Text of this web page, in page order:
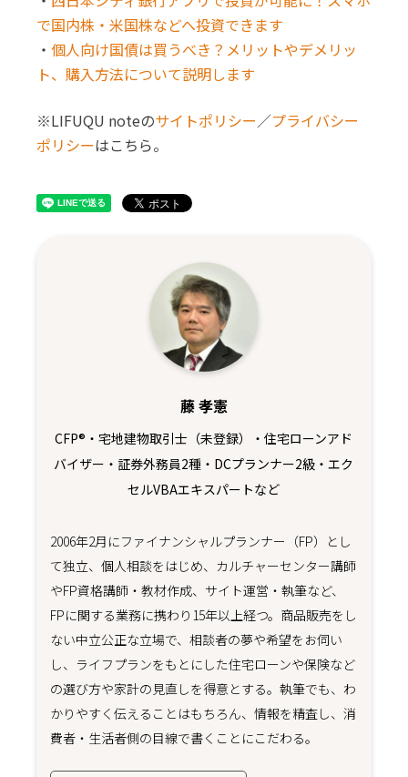
で国内株・米国株などへ投資できます
・ 個人向け国債は買うべき？メリットやデメリッ
ト、購入方法について説明します
※LIFUQU noteのサイトポリシー／プライバシー
ポリシーはこちら。
藤 孝憲
CFP®・宅地建物取引士（未登録）・住宅ローンアド
バイザー・証券外務員2種・DCプランナー2級・エク
セルVBAエキスパートなど
2006年2月にファイナンシャルプランナー（FP）とし
て独立、個人相談をはじめ、カルチャーセンター講師
やFP資格講師・教材作成、サイト運営・執筆など、
FPに関する業務に携わり15年以上経つ。商品販売をし
ない中立公正な立場で、相談者の夢や希望をお伺い
し、ライフプランをもとにした住宅ローンや保険など
の選び方や家計の見直しを得意とする。執筆でも、わ
かりやすく伝えることはもちろん、情報を精査し、消
費者・生活者側の目線で書くことにこだわる。